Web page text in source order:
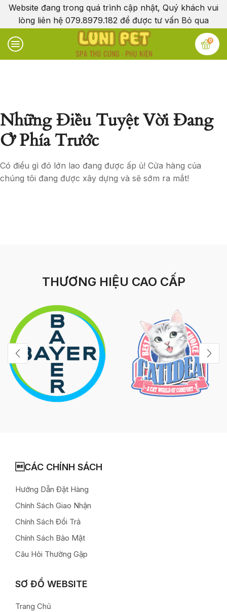
Website đang trong quá trình cập nhật, Quý khách vui
lòng liên hệ 079.8979.182 để được tư vấn Bỏ qua
0
Những Điều Tuyệt Vời Đang
Ở Phía Trước
Có điều gì đó lớn lao đang được ấp ủ! Cửa hàng của
chúng tôi đang được xây dựng và sẽ sớm ra mắt!
THƯƠNG HIỆU CAO CẤP
CÁC CHÍNH SÁCH
Hướng Dẫn Đặt Hàng
Chính Sách Giao Nhận
Chính Sách Đổi Trả
Chính Sách Bảo Mật
Câu Hỏi Thường Gặp
SƠ ĐỒ WEBSITE
Trang Chủ